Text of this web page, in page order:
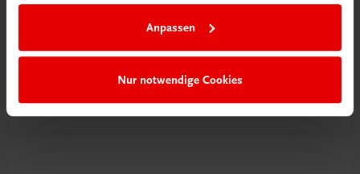
Anpassen
Nur notwendige Cookies